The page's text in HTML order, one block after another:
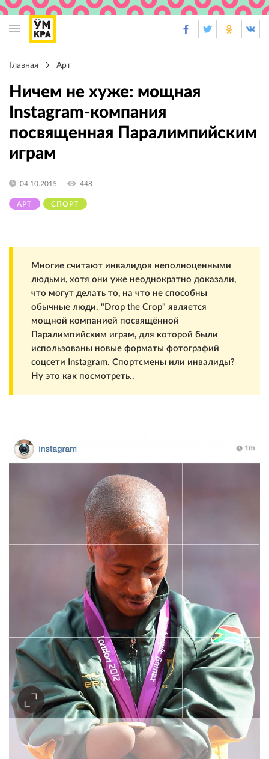
навигации
Главная Арт
Ничем не хуже: мощная
Instagram-компания
посвященная Паралимпийским
играм
АРТ СПОРТ
04.10.2015 448
Многие считают инвалидов неполноценными
людьми, хотя они уже неоднократно доказали,
что могут делать то, на что не способны
обычные люди. "Drop the Crop" является
мощной компанией посвящённой
Паралимпийским играм, для которой были
использованы новые форматы фотографий
соцсети Instagram. Спортсмены или инвалиды?
Ну это как посмотреть..